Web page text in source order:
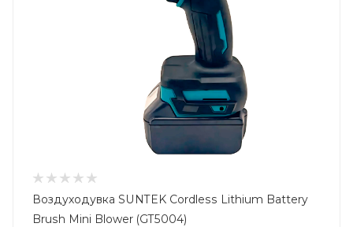
Воздуходувка SUNTEK Cordless Lithium Battery
Brush Mini Blower (GT5004)